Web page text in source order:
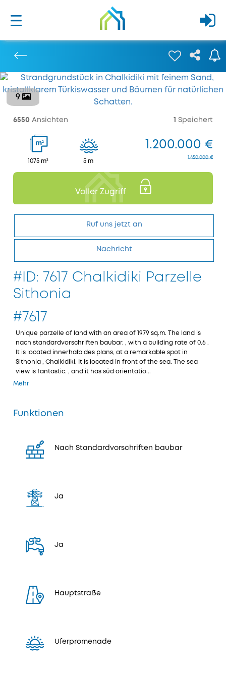
9
6550 Ansichten 1 Speichert
m2
1075 m² 5 m
1.200.000 €
1.450.000 €
Voller Zugriff
Ruf uns jetzt an
Nachricht
#ID: 7617 Chalkidiki Parzelle
Sithonia
#7617
Unique parzelle of land with an area of 1979 sq.m. The land is
nach standardvorschriften baubar. , with a building rate of 0.6 .
It is located innerhalb des plans, at a remarkable spot in
Sithonia , Chalkidiki. It is located In front of the sea. The sea
view is fantastic. , and it has süd orientatio...
Mehr
Funktionen
Nach Standardvorschriften baubar
Ja
Ja
Hauptstraße
Uferpromenade